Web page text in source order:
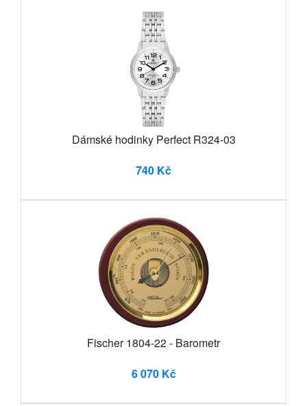
Dámské hodinky Perfect R324-03
740 Kč
Fischer 1804-22 - Barometr
6 070 Kč